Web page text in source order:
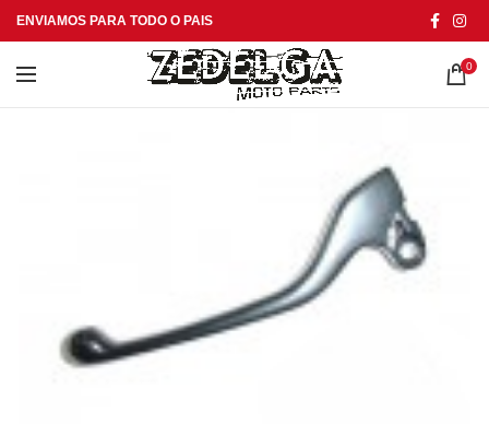
ENVIAMOS PARA TODO O PAIS
0